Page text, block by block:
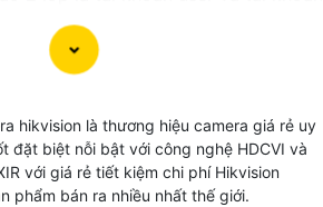
bảo mật hơn an toàn hơn.
có văn phòng đại diện chính thức
này trong đó An Thành Phát là đơn
uy tín với hơn 13 năm phân phối và
hikvision là thương hiệu camera giá rẻ uy
đặt biệt nỗi bật với công nghệ HDCVI và
với giá rẻ tiết kiệm chi phí Hikvision
phẩm bán ra nhiều nhất thế giới.